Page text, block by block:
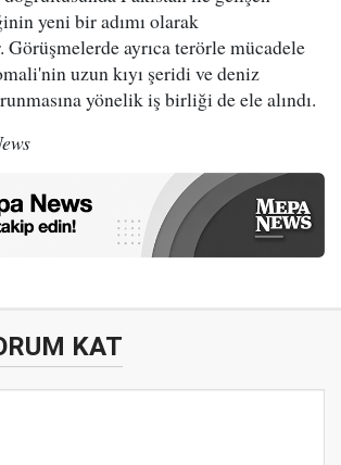
yeni bir adımı olarak
ayrıca terörle mücadele
uzun kıyı şeridi ve deniz
yönelik iş birliği de ele alındı.
KAT